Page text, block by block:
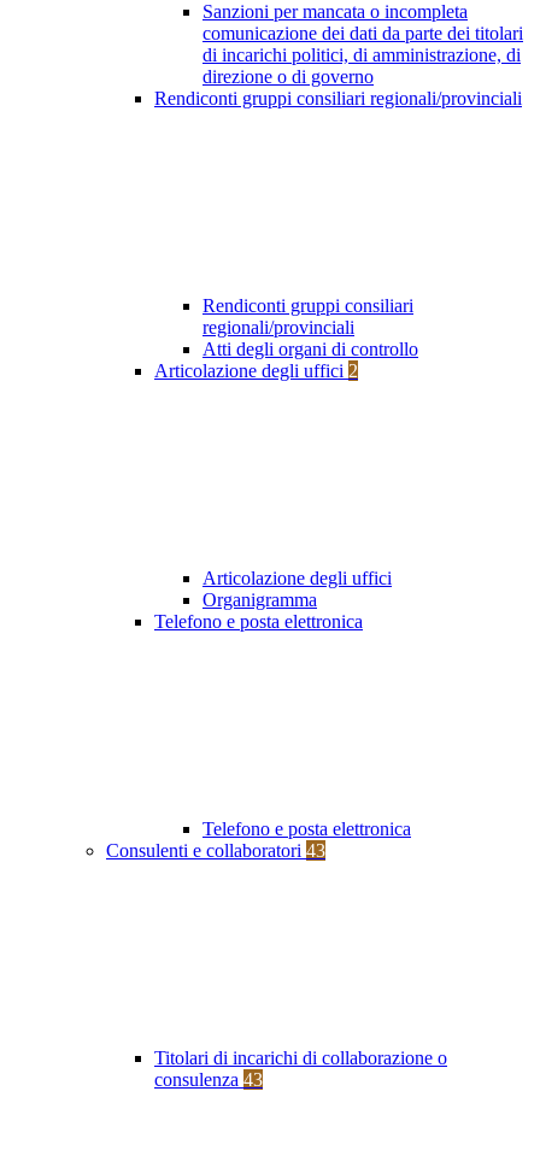
Sanzioni per mancata o incompleta
comunicazione dei dati da parte dei titolari
di incarichi politici, di amministrazione, di
direzione o di governo
Rendiconti gruppi consiliari regionali/provinciali
Rendiconti gruppi consiliari
regionali/provinciali
Atti degli organi di controllo
Articolazione degli uffici 2
Articolazione degli uffici
Organigramma
Telefono e posta elettronica
Telefono e posta elettronica
Consulenti e collaboratori 43
Titolari di incarichi di collaborazione o
consulenza 43